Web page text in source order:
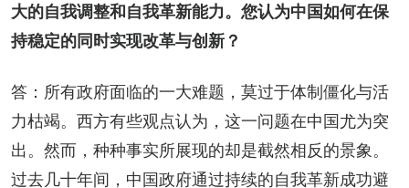
大的自我调整和自我革新能力。您认为中国如何在保
持稳定的同时实现改革与创新？
答：所有政府面临的一大难题，莫过于体制僵化与活
力枯竭。西方有些观点认为，这一问题在中国尤为突
出。然而，种种事实所展现的却是截然相反的景象。
过去几十年间，中国政府通过持续的自我革新成功避